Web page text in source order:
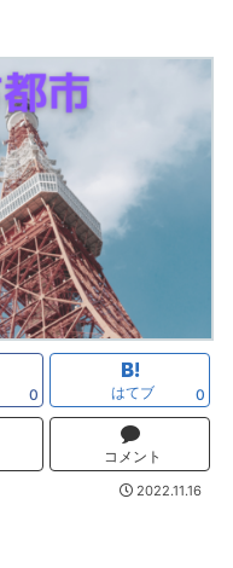
0 はてブ 0
コメント
2022.11.16